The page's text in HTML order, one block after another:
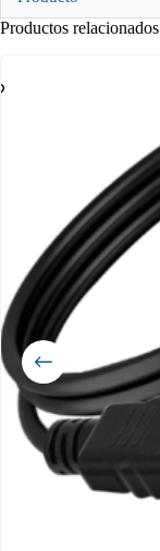
Productos relacionados